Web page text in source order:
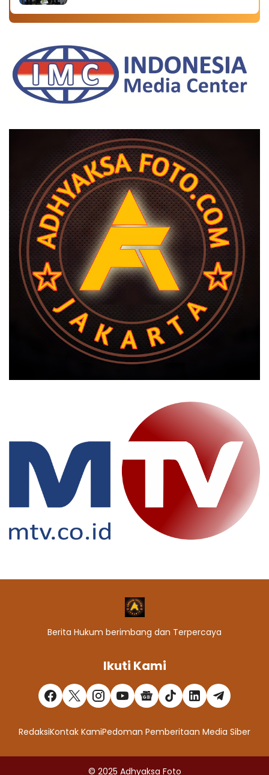
Peluang Pegawai Kejaksaan RI
Tempuh Pendidikan Doktor (S3)
Berita Hukum berimbang dan Terpercaya
Ikuti Kami
RedaksiKontak KamiPedoman Pemberitaan Media Siber
© 2025 Adhyaksa Foto